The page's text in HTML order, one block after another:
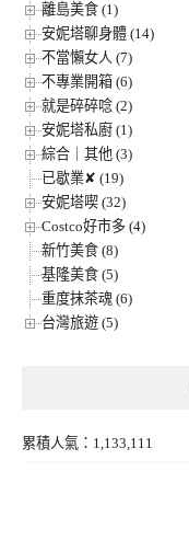
離島美食 (1)
安妮塔聊身體 (14)
不當懶女人 (7)
不專業開箱 (6)
就是碎碎唸 (2)
安妮塔私廚 (1)
綜合｜其他 (3)
已歇業✘ (19)
安妮塔喫 (32)
Costco好市多 (4)
新竹美食 (8)
基隆美食 (5)
重度抹茶魂 (6)
台灣旅遊 (5)
累積人氣：1,133,111